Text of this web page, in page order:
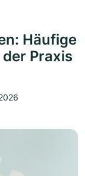
Häufige
Praxis